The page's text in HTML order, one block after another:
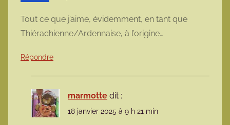
Tout ce que j’aime, évidemment, en tant que
Thiérachienne/Ardennaise, à l’origine…
Répondre
marmotte dit :
18 janvier 2025 à 9 h 21 min